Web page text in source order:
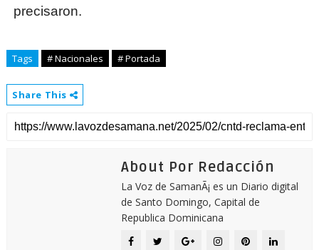
precisaron.
Tags # Nacionales # Portada
Share This
About Por Redacción
La Voz de SamanÃ¡ es un Diario digital
de Santo Domingo, Capital de
Republica Dominicana